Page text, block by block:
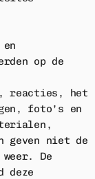
op de
reacties, het
foto’s en
geven niet de
De
deze